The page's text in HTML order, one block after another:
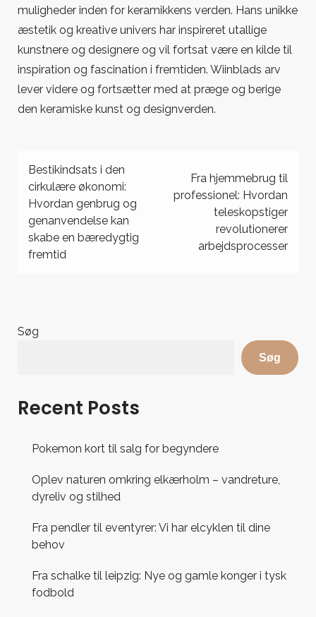
muligheder inden for keramikkens verden. Hans unikke
æstetik og kreative univers har inspireret utallige
kunstnere og designere og vil fortsat være en kilde til
inspiration og fascination i fremtiden. Wiinblads arv
lever videre og fortsætter med at præge og berige
den keramiske kunst og designverden.
Indlægsnavigation
Bestikindsats i den
cirkulære økonomi:
Hvordan genbrug og
genanvendelse kan
skabe en bæredygtig
fremtid
Fra hjemmebrug til
professionel: Hvordan
teleskopstiger
revolutionerer
arbejdsprocesser
Søg
Søg
Recent Posts
Pokemon kort til salg for begyndere
Oplev naturen omkring elkærholm – vandreture,
dyreliv og stilhed
Fra pendler til eventyrer: Vi har elcyklen til dine
behov
Fra schalke til leipzig: Nye og gamle konger i tysk
fodbold